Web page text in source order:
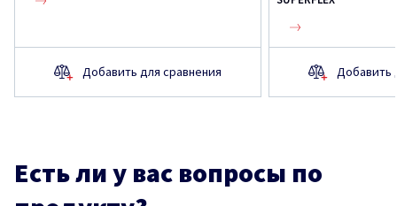
Добавить для сравнения Добавить
Есть ли у вас вопросы по